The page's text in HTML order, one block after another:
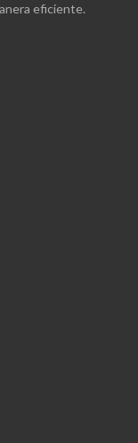
eficiente.